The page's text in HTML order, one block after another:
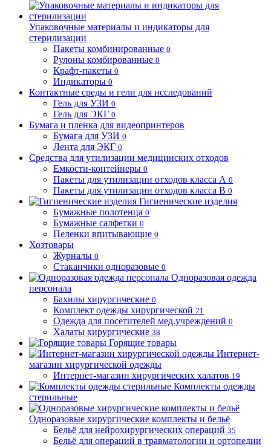
Упаковочные материалы и индикаторы для
стерилизации
Пакеты комбинированные 0
Рулоны комбированные 0
Крафт-пакеты 0
Индикаторы 0
Контактные среды и гели для исследований
Гель для УЗИ 0
Гель для ЭКГ 0
Бумага и пленка для видеопринтеров
Бумага для УЗИ 0
Лента для ЭКГ 0
Средства для утилизации медицинских отходов
Емкости-контейнеры 0
Пакеты для утилизации отходов класса А 0
Пакеты для утилизации отходов класса В 0
Гигиенические изделия
Бумажные полотенца 0
Бумажные салфетки 0
Пеленки впитывающие 0
Хозтовары
Журналы 0
Стаканчики одноразовые 0
Одноразовая одежда
персонала
Бахилы хирургические 0
Комплект одежды хирургической 21
Одежда для посетителей мед.учреждений 0
Халаты хирургические 38
Горящие товары
Интернет-
магазин хирургической одежды
Интернет-магазин хирургических халатов 19
Комплекты одежды
стерильные
Одноразовые хирургические комплекты и бельё
Бельё для нейрохирургических операций 35
Бельё для операций в травматологии и ортопедии